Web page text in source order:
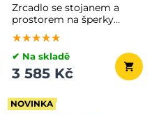
Zrcadlo se stojanem a
prostorem na šperky
CHANTAL, 54,5×54,5×162
cm, bílá
★★★★★
★★★★★
★★★★★
✔ Na skladě
3 585 Kč
NOVINKA